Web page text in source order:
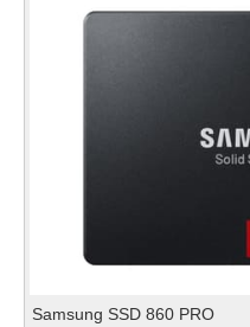
Samsung SSD 860 PRO